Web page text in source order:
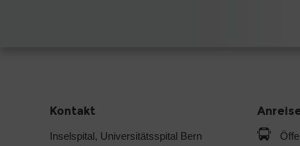
Kontakt
Inselspital, Universitätsspital Bern